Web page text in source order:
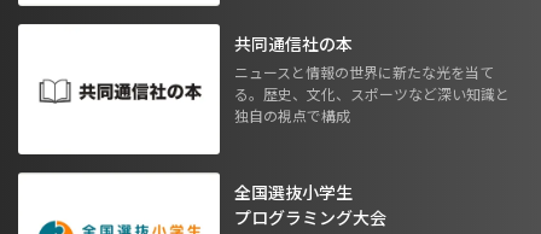
共同通信社の本
ニュースと情報の世界に新たな光を当て
る。歴史、文化、スポーツなど深い知識と
独自の視点で構成
全国選抜小学生
プログラミング大会